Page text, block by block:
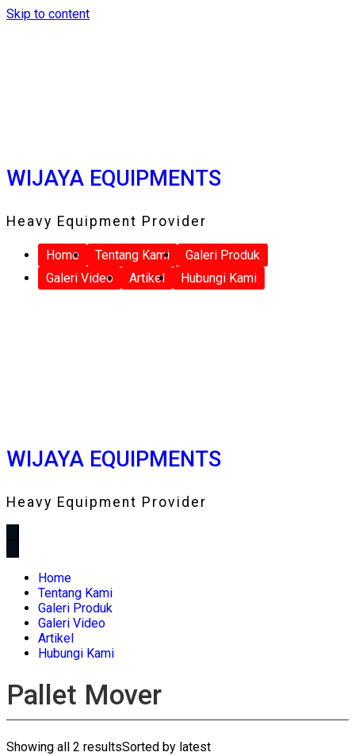
Skip to content
WIJAYA EQUIPMENTS
Heavy Equipment Provider
Home Tentang Kami
Galeri Produk
Galeri Video
Artikel Hubungi Kami
WIJAYA EQUIPMENTS
Heavy Equipment Provider
Home
Tentang Kami
Galeri Produk
Galeri Video
Artikel
Hubungi Kami
Pallet Mover
Showing all 2 resultsSorted by latest